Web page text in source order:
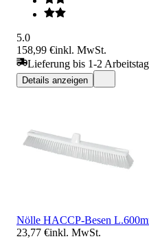
5.0
158,99 €inkl. MwSt.
Lieferung bis 1-2
Details anzeigen
Nölle HACCP-Besen
23,77 €inkl. MwSt.